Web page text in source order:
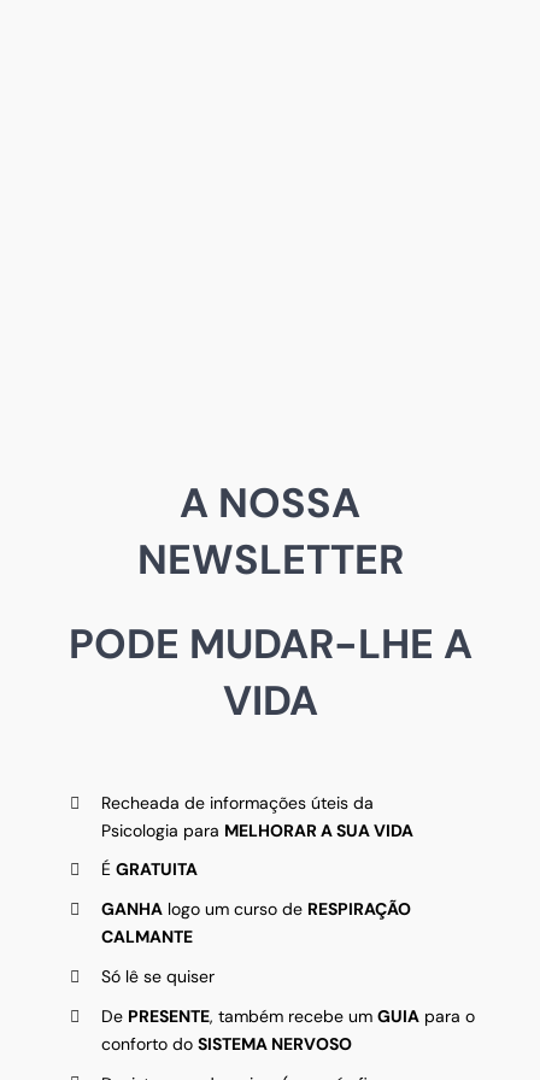
A NOSSA
NEWSLETTER
PODE MUDAR-LHE A
VIDA
Recheada de informações úteis da
Psicologia para MELHORAR A SUA VIDA
É GRATUITA
GANHAlogo um curso de RESPIRAÇÃO
CALMANTE
Só lê se quiser
De PRESENTE, também recebe um GUIApara o
conforto do SISTEMA NERVOSO